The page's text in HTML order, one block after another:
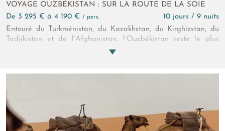
VOYAGE OUZBÉKISTAN : SUR LA ROUTE DE LA SOIE
de 3 295 € à 4 190 € / pers.
10 jours / 9 nuits
Entouré du Turkménistan, du Kazakhstan, du Kirghizstan, du
Tadjikistan et de l’Afghanistan, l’Ouzbékistan reste le plus
emblématique et le plus représentatif des pays d’Asie